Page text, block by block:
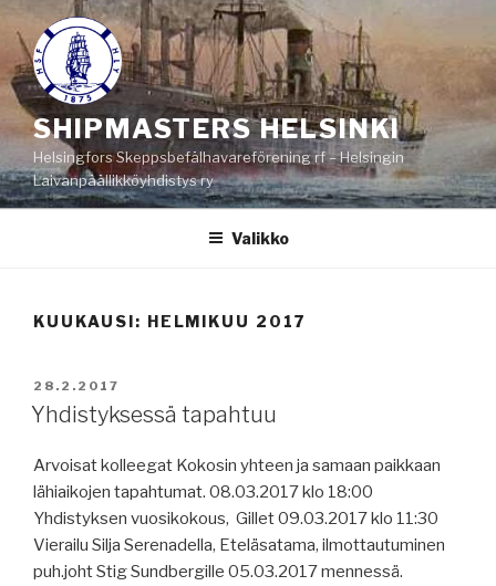
Siirry
sisältöön
SHIPMASTERS HELSINKI
Helsingfors Skeppsbefälhavareförening rf – Helsingin
Laivanpäällikköyhdistys ry
Valikko
KUUKAUSI: HELMIKUU 2017
JULKAISTU
28.2.2017
Yhdistyksessä tapahtuu
Arvoisat kolleegat Kokosin yhteen ja samaan paikkaan
lähiaikojen tapahtumat. 08.03.2017 klo 18:00
Yhdistyksen vuosikokous, Gillet 09.03.2017 klo 11:30
Vierailu Silja Serenadella, Eteläsatama, ilmottautuminen
puh.joht Stig Sundbergille 05.03.2017 mennessä.